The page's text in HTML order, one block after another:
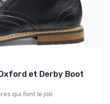
et Derby Boot
qui font le job